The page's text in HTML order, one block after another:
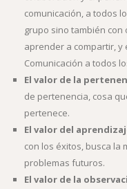
comunicación, a todos
grupo sino también
aprender a compartir, y
Comunicación a todos
El valor de la
de pertenencia, cosa
pertenece.
El valor del
con los éxitos, busca la
problemas futuros.
El valor de la